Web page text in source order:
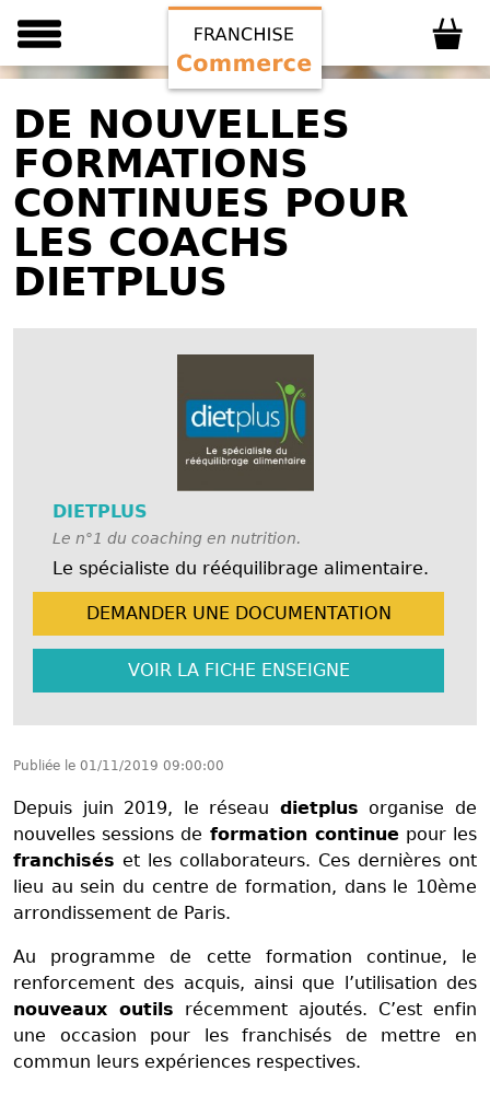
DE NOUVELLES
FORMATIONS
CONTINUES POUR
LES COACHS
DIETPLUS
DIETPLUS
Le n°1 du coaching en nutrition.
Le spécialiste du rééquilibrage alimentaire.
DEMANDER UNE DOCUMENTATION
VOIR LA FICHE ENSEIGNE
Publiée le 01/11/2019 09:00:00
Depuis juin 2019, le réseau dietplus organise de
nouvelles sessions de formation continue pour les
franchisés et les collaborateurs. Ces dernières ont
lieu au sein du centre de formation, dans le 10ème
arrondissement de Paris.
Au programme de cette formation continue, le
renforcement des acquis, ainsi que l’utilisation des
nouveaux outils récemment ajoutés. C’est enfin
une occasion pour les franchisés de mettre en
commun leurs expériences respectives.